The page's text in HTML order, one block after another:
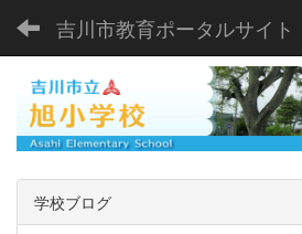
吉川市教育ポータルサイト
学校ブログ